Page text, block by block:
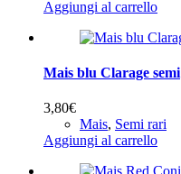
Aggiungi al carrello
Mais blu Clarage semi
3,80€
Mais, Semi rari
Aggiungi al carrello